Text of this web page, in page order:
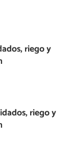
riego y
riego y